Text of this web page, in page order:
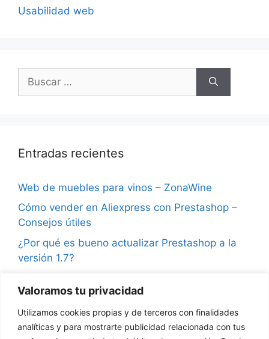
Valoramos tu privacidad
Utilizamos cookies propias y de terceros con finalidades
analíticas y para mostrarte publicidad relacionada con tus
Usabilidad web
Entradas recientes
Web de muebles para vinos – ZonaWine
Cómo vender en Aliexpress con Prestashop –
Consejos útiles
¿Por qué es bueno actualizar Prestashop a la
versión 1.7?
seguidores
¿Qué son las notificaciones push en
Prestashop?